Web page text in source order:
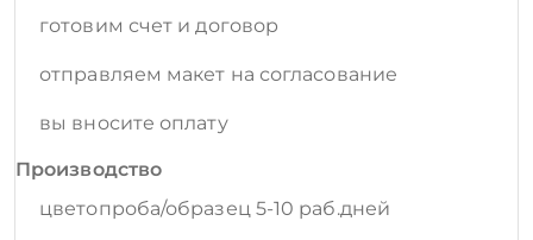
готовим счет и договор
отправляем макет на согласование
вы вносите оплату
Производство
цветопроба/образец 5-10 раб.дней